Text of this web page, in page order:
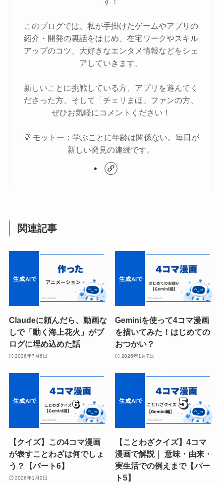
このブログでは、私が手掛けたゲームやアプリの
紹介・開発の裏話をはじめ、在宅ワークやスキル
アップのコツ、大好きなエンタメ情報などをシェ
アしていきます。
新しいことに挑戦している方、アプリを遊んでく
ださった方、そして「チェリまほ」ファンの方、
ぜひお気軽にコメントください！
💡 モットー：学ぶことに年齢は関係ない。毎日が
新しい発見の連続です。
関連記事
Claudeに頼んだら、動画な
しで「動く海上花火」がブ
ログに埋め込めた話
2026年7月6日
Geminiを使って4コマ漫画
を描いてみた！はじめての
おつかい？
2026年1月7日
【クイズ】この4コマ漫画
が表すことわざは何でしょ
う？【パート6】
2026年1月2日
【ことわざクイズ】4コマ
漫画で解説｜ 意味・由来・
実生活での例えまで【パー
ト5】